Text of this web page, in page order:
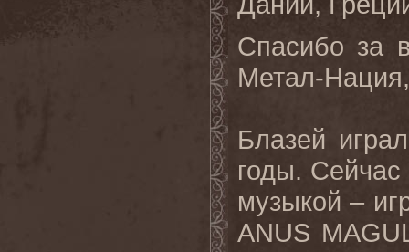
Спасибо за
Метал-
Блазей
годы. Сейчас
музыкой –
ANUS